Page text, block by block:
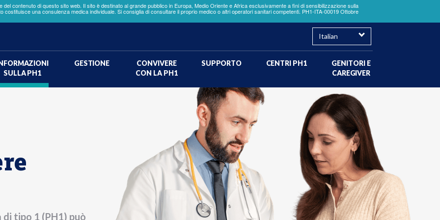
contenuto di questo sito web. Il sito è destinato al grande pubblico in Europa, Medio Oriente e Africa esclusivamente a fini di sensibilizzazione sulla
costituisce una consulenza medica individuale. Si consiglia di consultare il proprio medico o altri operatori sanitari competenti. PH1-ITA-00019 Ottobre
Select
your
SULLA PH1
GESTIONE
CONVIVERE
CON LA PH1
SUPPORTO CENTRI PH1
GENITORI E
CAREGIVER
tipo 1 (PH1) può
×
Potrebbe trattarsi di
iperossaluria primitiva
di tipo 1 (PH1)?
Completate questo breve
questionario per scoprire se sia
necessario sottoporsi al test PH1